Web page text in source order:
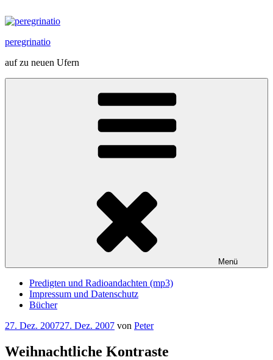
Inhalt
peregrinatio
auf zu neuen Ufern
Menü
Predigten und Radioandachten (mp3)
Impressum und Datenschutz
Bücher
Veröffentlicht
27. Dez. 200727. Dez. 2007 von Peter
Weihnachtliche Kontraste